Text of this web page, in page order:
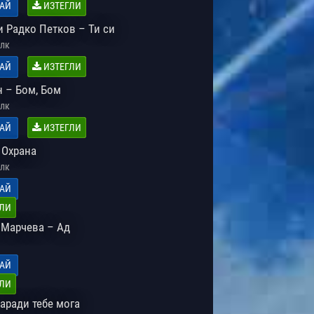
ИЗТЕГЛИ
Радко Петков – Ти си
ИЗТЕГЛИ
– Бом, Бом
ИЗТЕГЛИ
– Ад
тебе мога